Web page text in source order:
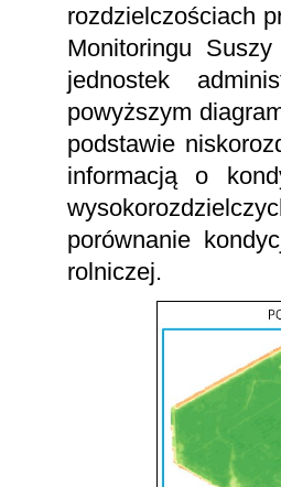
rozdzielczościach
Monitoringu
jednostek
powyższym
podstawie
informacją o
porównanie
rolniczej.